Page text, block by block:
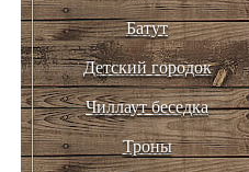
Батут
Детский городок
Чиллаут беседка
Троны